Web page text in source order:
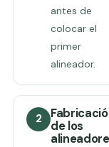
antes de
colocar el
primer
alineador.
2
de los